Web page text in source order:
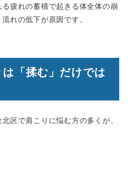
疲れの蓄積で起きる体全体の崩
れの低下が原因です。
は「揉む」だけでは
区で肩こりに悩む方の多くが、